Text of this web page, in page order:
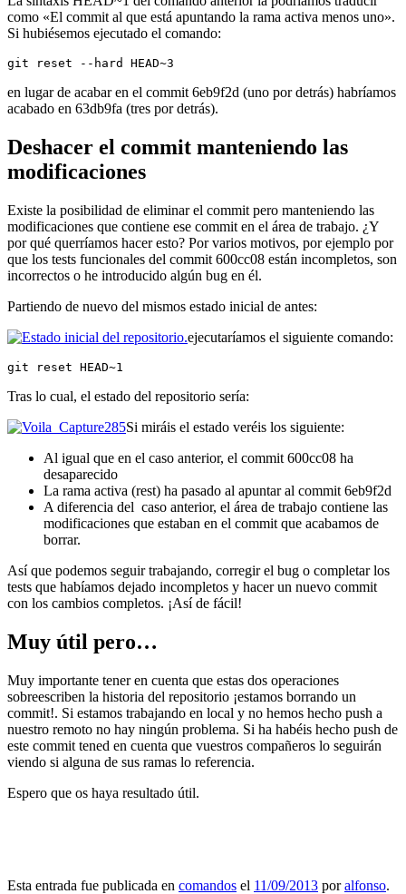
como «El commit al que está apuntando la rama activa menos uno».
Si hubiésemos ejecutado el comando:
git reset --hard HEAD~3
en lugar de acabar en el commit 6eb9f2d (uno por detrás) habríamos
acabado en 63db9fa (tres por detrás).
Deshacer el commit manteniendo las
modificaciones
Existe la posibilidad de eliminar el commit pero manteniendo las
modificaciones que contiene ese commit en el área de trabajo. ¿Y
por qué querríamos hacer esto? Por varios motivos, por ejemplo por
que los tests funcionales del commit 600cc08 están incompletos, son
incorrectos o he introducido algún bug en él.
Partiendo de nuevo del mismos estado inicial de antes:
ejecutaríamos el siguiente comando:
git reset HEAD~1
Tras lo cual, el estado del repositorio sería:
Si miráis el estado veréis los siguiente:
Al igual que en el caso anterior, el commit 600cc08 ha
desaparecido
La rama activa (rest) ha pasado al apuntar al commit 6eb9f2d
A diferencia del caso anterior, el área de trabajo contiene las
modificaciones que estaban en el commit que acabamos de
borrar.
Así que podemos seguir trabajando, corregir el bug o completar los
tests que habíamos dejado incompletos y hacer un nuevo commit
con los cambios completos. ¡Así de fácil!
Muy útil pero…
Muy importante tener en cuenta que estas dos operaciones
sobreescriben la historia del repositorio ¡estamos borrando un
commit!. Si estamos trabajando en local y no hemos hecho push a
nuestro remoto no hay ningún problema. Si ha habéis hecho push de
este commit tened en cuenta que vuestros compañeros lo seguirán
viendo si alguna de sus ramas lo referencia.
Espero que os haya resultado útil.
Esta entrada fue publicada en comandos el 11/09/2013 poralfonso.